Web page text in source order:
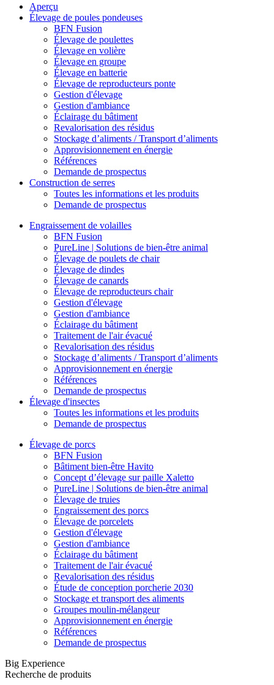
Aperçu
Élevage de poules pondeuses
BFN Fusion
Élevage de poulettes
Élevage en volière
Élevage en groupe
Élevage en batterie
Élevage de reproducteurs ponte
Gestion d'élevage
Gestion d'ambiance
Éclairage du bâtiment
Revalorisation des résidus
Stockage d’aliments / Transport d’aliments
Approvisionnement en énergie
Références
Demande de prospectus
Construction de serres
Toutes les informations et les produits
Demande de prospectus
Engraissement de volailles
BFN Fusion
PureLine | Solutions de bien-être animal
Élevage de poulets de chair
Élevage de dindes
Élevage de canards
Élevage de reproducteurs chair
Gestion d'élevage
Gestion d'ambiance
Éclairage du bâtiment
Traitement de l'air évacué
Revalorisation des résidus
Stockage d’aliments / Transport d’aliments
Approvisionnement en énergie
Références
Demande de prospectus
Élevage d'insectes
Toutes les informations et les produits
Demande de prospectus
Élevage de porcs
BFN Fusion
Bâtiment bien-être Havito
Concept d’élevage sur paille Xaletto
PureLine | Solutions de bien-être animal
Élevage de truies
Engraissement des porcs
Élevage de porcelets
Gestion d'élevage
Gestion d'ambiance
Éclairage du bâtiment
Traitement de l'air évacué
Revalorisation des résidus
Étude de conception porcherie 2030
Stockage et transport des aliments
Groupes moulin-mélangeur
Approvisionnement en énergie
Références
Demande de prospectus
Big Experience
Recherche de produits